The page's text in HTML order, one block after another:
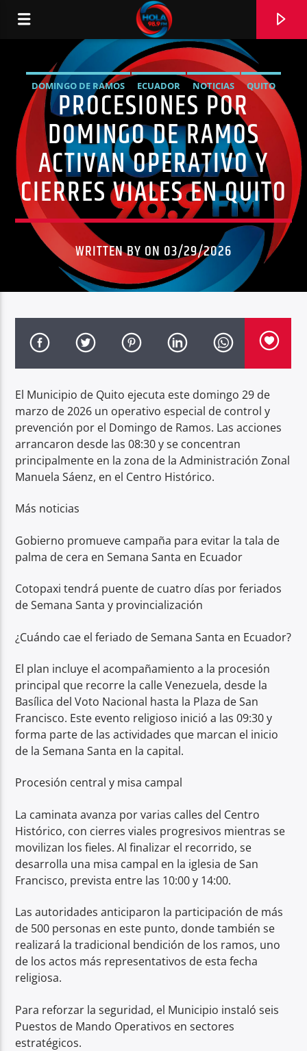
RADIO HOLA
0:00
Radio hola
DOMINGO DE RAMOS ECUADOR NOTICIAS QUITO
PROCESIONES POR
DOMINGO DE RAMOS
ACTIVAN OPERATIVO Y
CIERRES VIALES EN QUITO
WRITTEN BY ON 03/29/2026
El Municipio de Quito ejecuta este domingo 29 de
marzo de 2026 un operativo especial de control y
prevención por el Domingo de Ramos. Las acciones
arrancaron desde las 08:30 y se concentran
principalmente en la zona de la Administración Zonal
Manuela Sáenz, en el Centro Histórico.
Más noticias
Gobierno promueve campaña para evitar la tala de
palma de cera en Semana Santa en Ecuador
Cotopaxi tendrá puente de cuatro días por feriados
de Semana Santa y provincialización
¿Cuándo cae el feriado de Semana Santa en Ecuador?
El plan incluye el acompañamiento a la procesión
principal que recorre la calle Venezuela, desde la
Basílica del Voto Nacional hasta la Plaza de San
Francisco. Este evento religioso inició a las 09:30 y
forma parte de las actividades que marcan el inicio
de la Semana Santa en la capital.
Procesión central y misa campal
La caminata avanza por varias calles del Centro
Histórico, con cierres viales progresivos mientras se
movilizan los fieles. Al finalizar el recorrido, se
desarrolla una misa campal en la iglesia de San
Francisco, prevista entre las 10:00 y 14:00.
Las autoridades anticiparon la participación de más
de 500 personas en este punto, donde también se
realizará la tradicional bendición de los ramos, uno
de los actos más representativos de esta fecha
religiosa.
Para reforzar la seguridad, el Municipio instaló seis
Puestos de Mando Operativos en sectores
estratégicos.